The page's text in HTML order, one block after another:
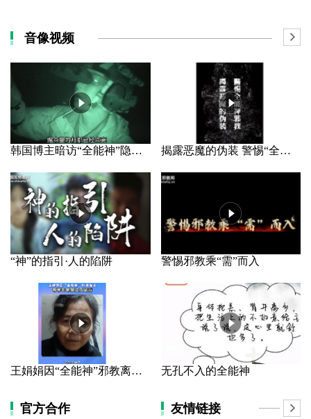
音像视频
韩国博主暗访“全能神”隐秘据点 揭露恶魔的伪装 警惕“全能神”邪教
“神”的指引·人的陷阱 警惕邪教乘“需”而入
王娟娟因“全能神”邪教离家 母亲长年哭泣几近盲 无孔不入的全能神
官方合作 友情链接